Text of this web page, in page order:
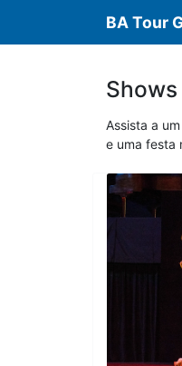
BA Tour
Assista a
e uma festa